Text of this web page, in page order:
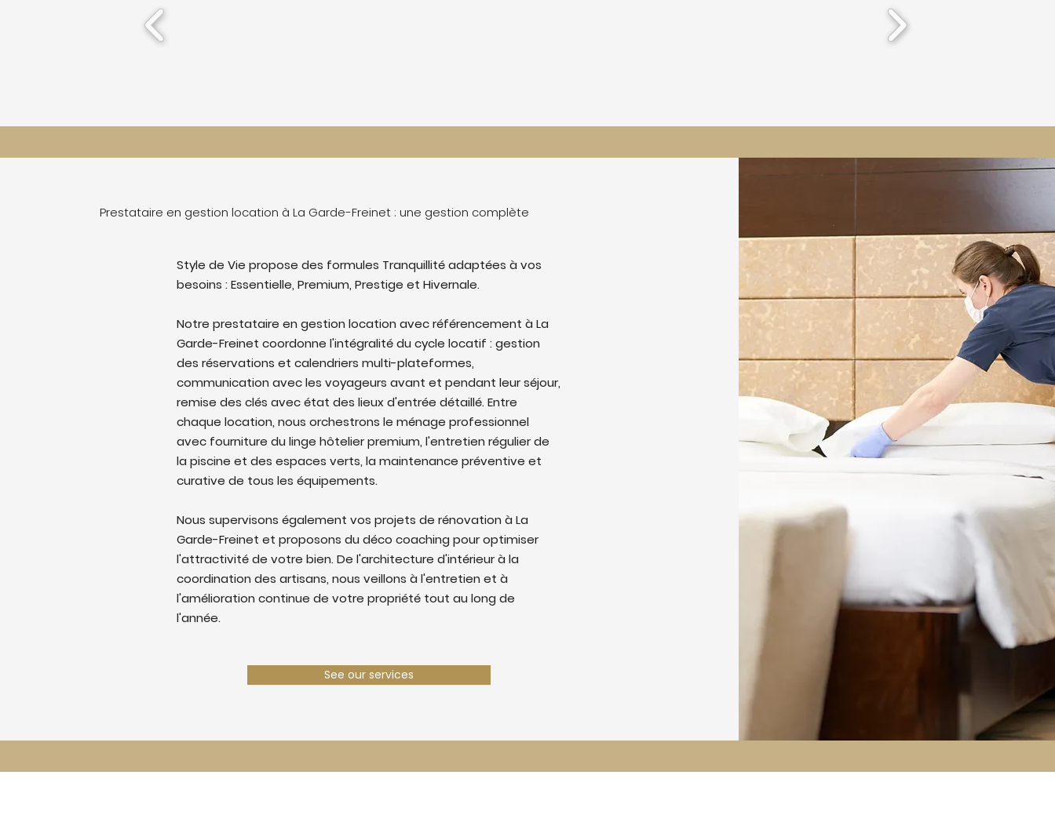
Prestataire en gestion location à La Garde-Freinet : une gestion complète
Style de Vie propose des formules Tranquillité adaptées à vos
besoins : Essentielle, Premium, Prestige et Hivernale.
Notre prestataire en gestion location avec référencement à La
Garde-Freinet coordonne l'intégralité du cycle locatif : gestion
des réservations et calendriers multi-plateformes,
communication avec les voyageurs avant et pendant leur séjour,
remise des clés avec état des lieux d'entrée détaillé. Entre
chaque location, nous orchestrons le ménage professionnel
avec fourniture du linge hôtelier premium, l'entretien régulier de
la piscine et des espaces verts, la maintenance préventive et
curative de tous les équipements.
Nous supervisons également vos projets de rénovation à La
Garde-Freinet et proposons du déco coaching pour optimiser
l'attractivité de votre bien. De l'architecture d'intérieur à la
coordination des artisans, nous veillons à l'entretien et à
l'amélioration continue de votre propriété tout au long de
l'année.
See our services